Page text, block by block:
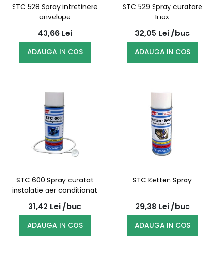
STC 528 Spray intretinere
anvelope
43,66 Lei
ADAUGA IN COS
STC 529 Spray curatare
Inox
32,05 Lei /buc
ADAUGA IN COS
STC 600 Spray curatat
instalatie aer conditionat
31,42 Lei /buc
ADAUGA IN COS
STC Ketten Spray
29,38 Lei /buc
ADAUGA IN COS